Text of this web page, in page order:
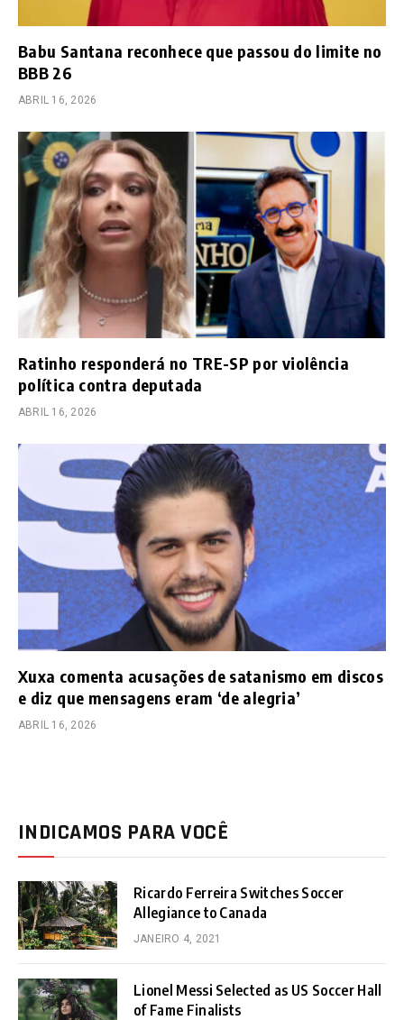
Babu Santana reconhece que passou do limite no
BBB 26
ABRIL 16, 2026
Ratinho responderá no TRE-SP por violência
política contra deputada
ABRIL 16, 2026
Xuxa comenta acusações de satanismo em discos
e diz que mensagens eram ‘de alegria’
ABRIL 16, 2026
INDICAMOS PARA VOCÊ
Ricardo Ferreira Switches Soccer
Allegiance to Canada
JANEIRO 4, 2021
Lionel Messi Selected as US Soccer Hall
of Fame Finalists